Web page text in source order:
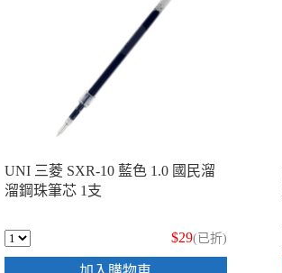
UNI 三菱 SXR-10 藍色 1.0 國民溜
溜鋼珠筆芯 1支
$29(已折)